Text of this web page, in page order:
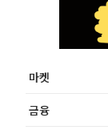
마켓
금융